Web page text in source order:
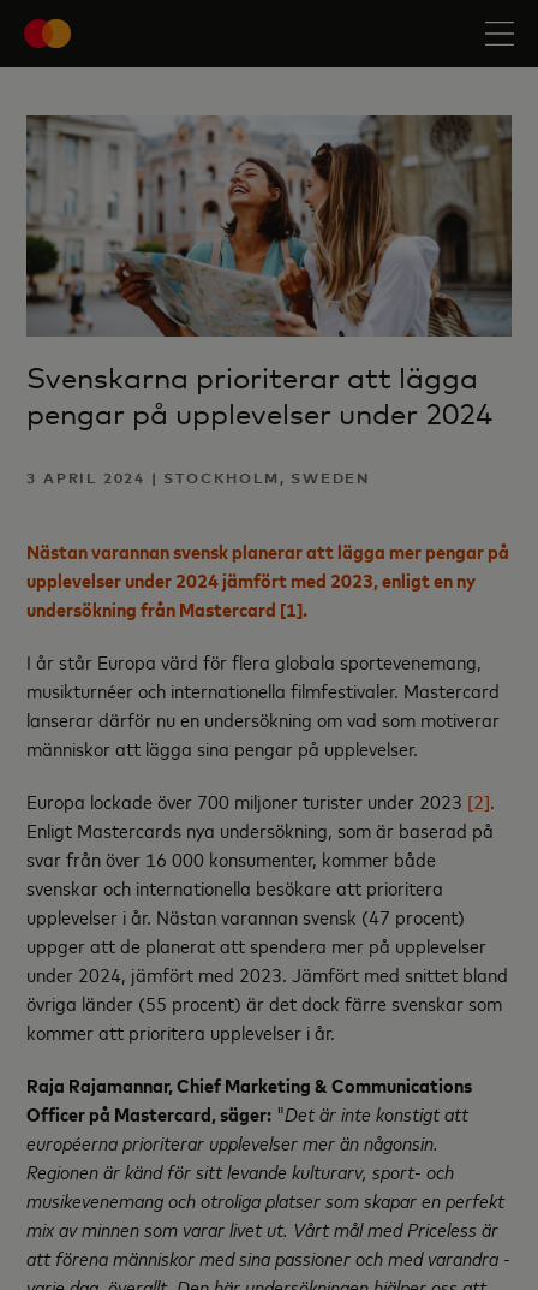
Svenskarna prioriterar att lägga
pengar på upplevelser under 2024
3 APRIL 2024 | STOCKHOLM, SWEDEN
Nästan varannan svensk planerar att lägga mer pengar på
upplevelser under 2024 jämfört med 2023, enligt en ny
undersökning från Mastercard [1].
I år står Europa värd för flera globala sportevenemang,
musikturnéer och internationella filmfestivaler. Mastercard
lanserar därför nu en undersökning om vad som motiverar
människor att lägga sina pengar på upplevelser.
Europa lockade över 700 miljoner turister under 2023 [2].
Enligt Mastercards nya undersökning, som är baserad på
svar från över 16 000 konsumenter, kommer både
svenskar och internationella besökare att prioritera
upplevelser i år. Nästan varannan svensk (47 procent)
uppger att de planerat att spendera mer på upplevelser
under 2024, jämfört med 2023. Jämfört med snittet bland
övriga länder (55 procent) är det dock färre svenskar som
kommer att prioritera upplevelser i år.
Raja Rajamannar, Chief Marketing & Communications
Officer på Mastercard, säger: "Det är inte konstigt att
européerna prioriterar upplevelser mer än någonsin.
Regionen är känd för sitt levande kulturarv, sport- och
musikevenemang och otroliga platser som skapar en perfekt
mix av minnen som varar livet ut. Vårt mål med Priceless är
att förena människor med sina passioner och med varandra -